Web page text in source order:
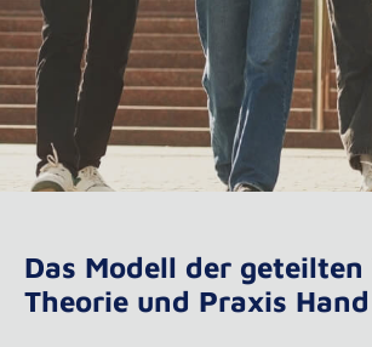
Das Modell der geteilten
Theorie und Praxis